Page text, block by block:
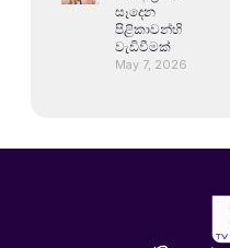
සෑදෙන
පිළිකාවන්හි
වැඩිවීමක්
May 7, 2026